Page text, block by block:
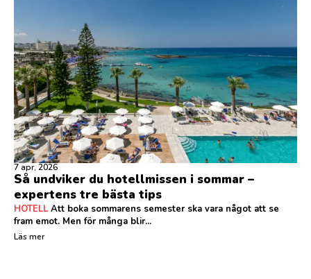
7 apr, 2026
Så undviker du hotellmissen i sommar –
expertens tre bästa tips
HOTELL Att boka sommarens semester ska vara något att se
fram emot. Men för många blir...
Läs mer